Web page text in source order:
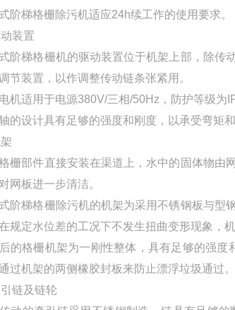
阶梯格栅除污机适应24h续工作的使用要求。
装置
阶梯格栅机的驱动装置位于机架上部，除传
节装置，以作调整传动链条张紧用。
机适用于电源380V/三相/50Hz，防护等级为
的设计具有足够的强度和刚度，以承受弯矩
栅部件直接安装在渠道上，水中的固体物由
网板进一步清洁。
阶梯格栅除污机的机架为采用不锈钢板与型
规定水位差的工况下不发生扭曲变形现象，
的格栅机架为一刚性整体，具有足够的强
过机架的两侧橡胶封板来防止漂浮垃圾通过
链及链轮